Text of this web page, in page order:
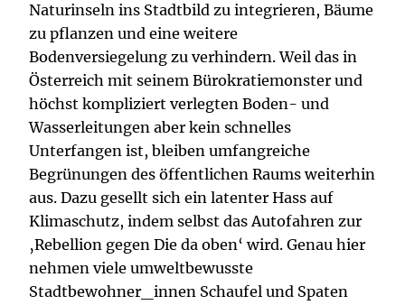
Naturinseln ins Stadtbild zu integrieren, Bäume
zu pflanzen und eine weitere
Bodenversiegelung zu verhindern. Weil das in
Österreich mit seinem Bürokratiemonster und
höchst kompliziert verlegten Boden- und
Wasserleitungen aber kein schnelles
Unterfangen ist, bleiben umfangreiche
Begrünungen des öffentlichen Raums weiterhin
aus. Dazu gesellt sich ein latenter Hass auf
Klimaschutz, indem selbst das Autofahren zur
‚Rebellion gegen Die da oben‘ wird. Genau hier
nehmen viele umweltbewusste
Stadtbewohner_innen Schaufel und Spaten